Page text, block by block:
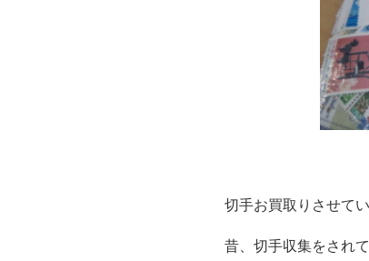
切手お買取りさせて
昔、切手収集をされ